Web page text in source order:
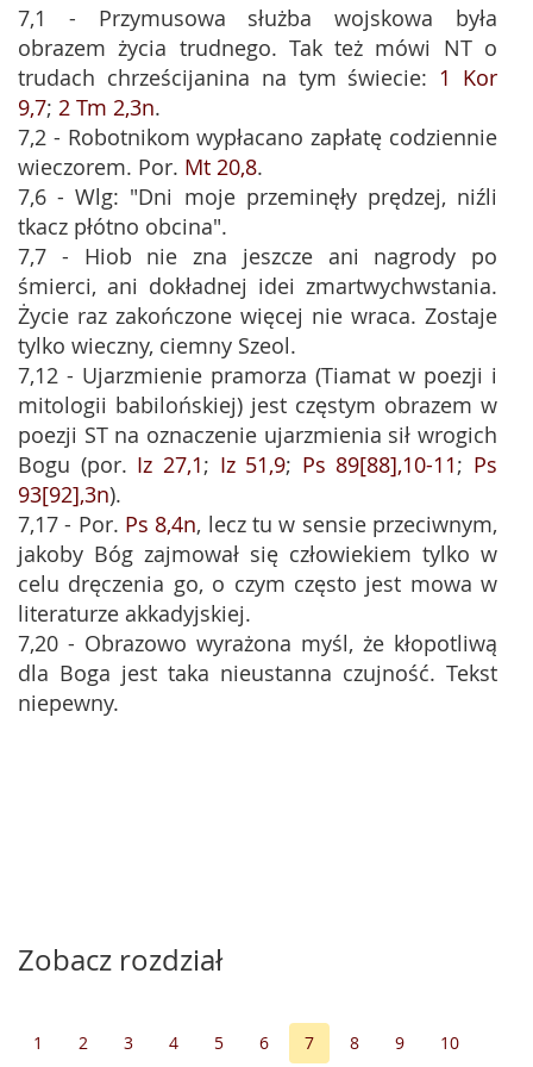
7,1 - Przymusowa służba wojskowa była
obrazem życia trudnego. Tak też mówi NT o
trudach chrześcijanina na tym świecie: 1 Kor
9,7; 2 Tm 2,3n.
7,2 - Robotnikom wypłacano zapłatę codziennie
wieczorem. Por. Mt 20,8.
7,6 - Wlg: "Dni moje przeminęły prędzej, niźli
tkacz płótno obcina".
7,7 - Hiob nie zna jeszcze ani nagrody po
śmierci, ani dokładnej idei zmartwychwstania.
Życie raz zakończone więcej nie wraca. Zostaje
tylko wieczny, ciemny Szeol.
7,12 - Ujarzmienie pramorza (Tiamat w poezji i
mitologii babilońskiej) jest częstym obrazem w
poezji ST na oznaczenie ujarzmienia sił wrogich
Bogu (por. Iz 27,1; Iz 51,9; Ps 89[88],10-11; Ps
93[92],3n).
7,17 - Por. Ps 8,4n, lecz tu w sensie przeciwnym,
jakoby Bóg zajmował się człowiekiem tylko w
celu dręczenia go, o czym często jest mowa w
literaturze akkadyjskiej.
7,20 - Obrazowo wyrażona myśl, że kłopotliwą
dla Boga jest taka nieustanna czujność. Tekst
niepewny.
Zobacz rozdział
1 2 3 4 5 6 7 8 9 10